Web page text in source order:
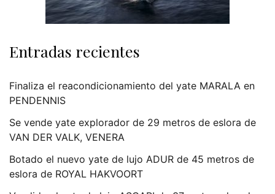
Entradas recientes
Finaliza el reacondicionamiento del yate MARALA en
PENDENNIS
Se vende yate explorador de 29 metros de eslora de
VAN DER VALK, VENERA
Botado el nuevo yate de lujo ADUR de 45 metros de
eslora de ROYAL HAKVOORT